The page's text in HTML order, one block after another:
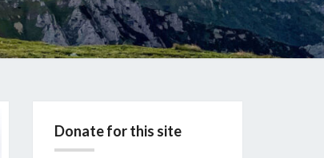
Donate for this site